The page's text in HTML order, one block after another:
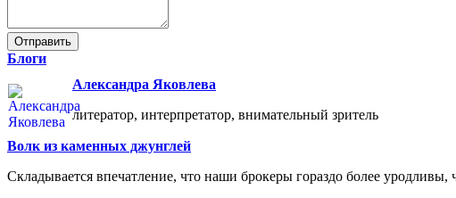
Блоги
Александра Яковлева
литератор, интерпретатор, внимательный зритель
Волк из каменных джунглей
Складывается впечатление, что наши брокеры гораздо более